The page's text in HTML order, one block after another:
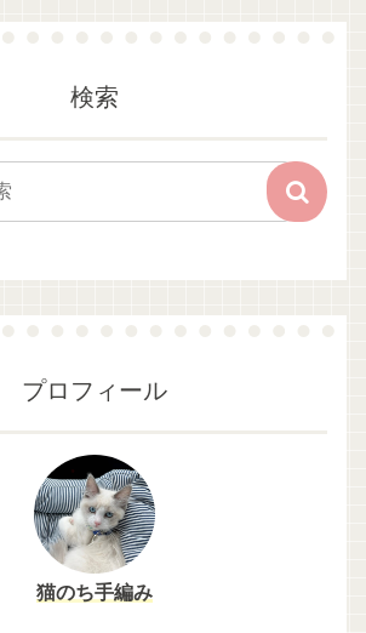
検索
プロフィール
猫のち手編み